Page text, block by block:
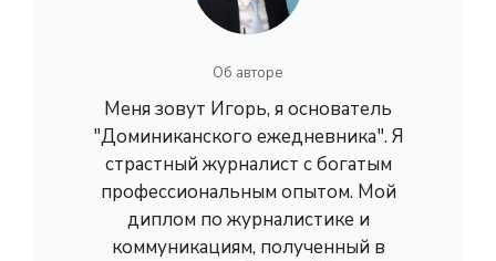
Об авторе
Меня зовут Игорь, я основатель
"Доминиканского ежедневника". Я
страстный журналист с богатым
профессиональным опытом. Мой
диплом по журналистике и
коммуникациям, полученный в